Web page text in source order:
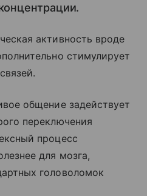
активность вроде
стимулирует
общение задействует
переключения
процесс
для мозга,
головоломок